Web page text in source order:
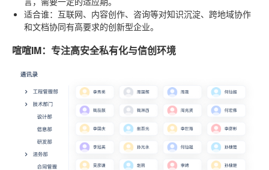
适合谁：互联网、内容创作、咨询等对知识沉淀、跨地域协作
和文档协同有高要求的创新型企业。
喧喧IM：专注高安全私有化与信创环境